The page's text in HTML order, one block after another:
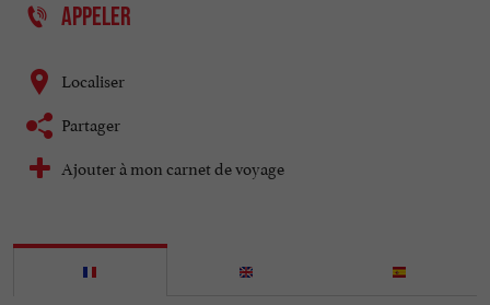
APPELER
Localiser
Partager
Ajouter à mon carnet de voyage